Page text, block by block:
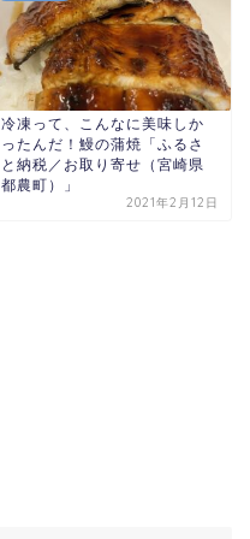
冷凍って、こんなに美味しか
ったんだ！鰻の蒲焼「ふるさ
と納税／お取り寄せ（宮崎県
都農町）」
2021年2月12日